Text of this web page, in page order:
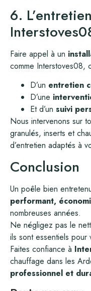
6.
Faire appel à un
comme Interstoves08,
D’un entretien
D’une
Et d’un suivi
Nous intervenons sur
granulés, inserts et
d’entretien adaptés à
Conclusion
Un poêle bien
performant,
nombreuses années.
Ne négligez pas le
ils sont essentiels
Faites confiance à
chauffage dans les
professionnel et